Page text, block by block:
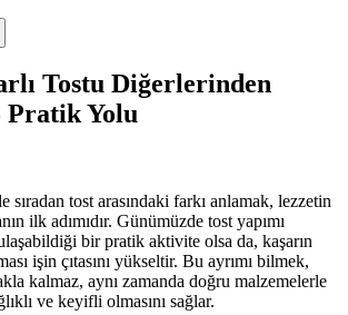
Tostu Diğerlerinden
Pratik Yolu
sıradan tost arasındaki farkı anlamak, lezzetin
ilk adımıdır. Günümüzde tost yapımı
bir pratik aktivite olsa da, kaşarın
işin çıtasını yükseltir. Bu ayrımı bilmek,
kalmaz, aynı zamanda doğru malzemelerle
ve keyifli olmasını sağlar.